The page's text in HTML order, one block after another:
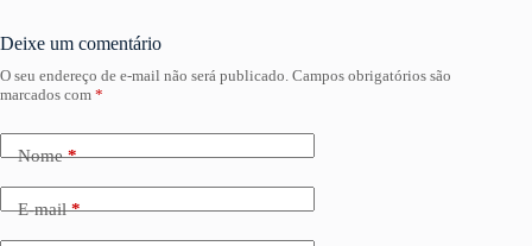
Deixe um comentário
O seu endereço de e-mail não será publicado. Campos obrigatórios são
marcados com *
Nome*
E-mail*